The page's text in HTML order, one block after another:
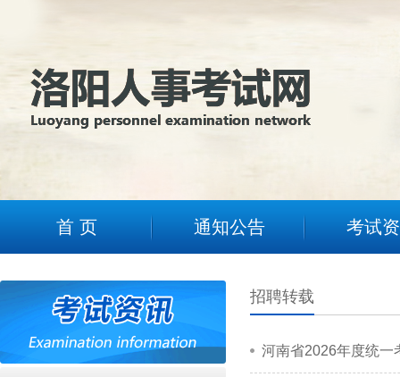
首 页 通知公告 考试
招聘转载
河南省2026年度统一